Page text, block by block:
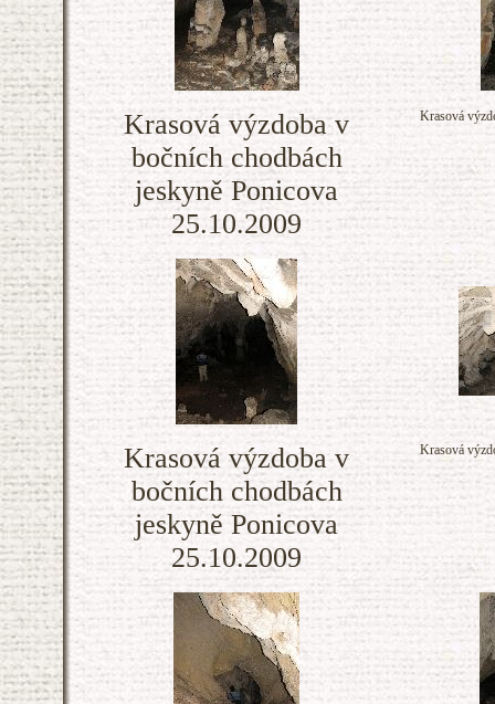
Krasová výzdoba v
bočních chodbách
jeskyně Ponicova
25.10.2009
Krasová
Krasová výzdoba v
bočních chodbách
jeskyně Ponicova
25.10.2009
Krasová